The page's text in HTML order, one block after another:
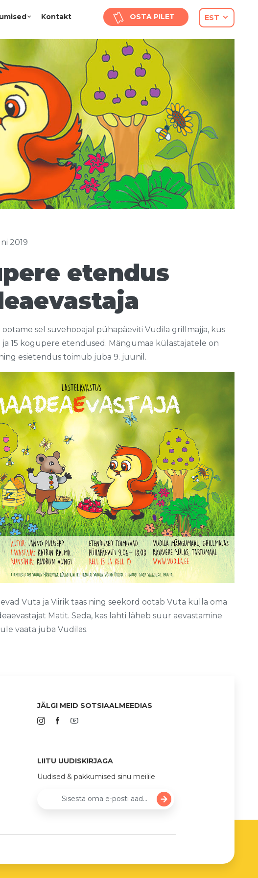
Kontakt OSTA PILET EST
2019
etendus
sel suvehooajal pühapäeviti Vudila grillmajja, kus
15 kogupere etendused. Mängumaa külastajatele on
esietendus toimub juba 9. juunil.
Vuta ja Viirik taas ning seekord ootab Vuta külla oma
Matit. Seda, kas lahti läheb suur aevastamine
vaata juba Vudilas.
JÄLGI MEID SOTSIAALMEEDIAS
LIITU UUDISKIRJAGA
Uudised & pakkumised sinu meilile
Sisesta oma e-posti aadress